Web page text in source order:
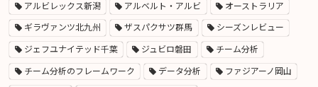
アルビレックス新潟 アルベルト・アルビ オーストラリア
ギラヴァンツ北九州 ザスパクサツ群馬 シーズンレビュー
ジェフユナイテッド千葉 ジュビロ磐田 チーム分析
チーム分析のフレームワーク データ分析 ファジアーノ岡山